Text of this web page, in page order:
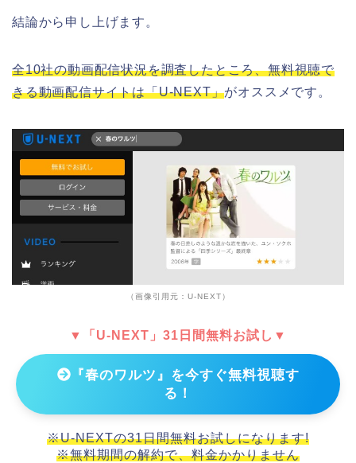
結論から申し上げます。
全10社の動画配信状況を調査したところ、無料視聴で
きる動画配信サイトは「U-NEXT」がオススメです。
（画像引用元：U-NEXT）
▼「U-NEXT」31日間無料お試し▼
『春のワルツ』を今すぐ無料視聴す
る！
※U-NEXTの31日間無料お試しになります!
※無料期間の解約で、料金かかりません